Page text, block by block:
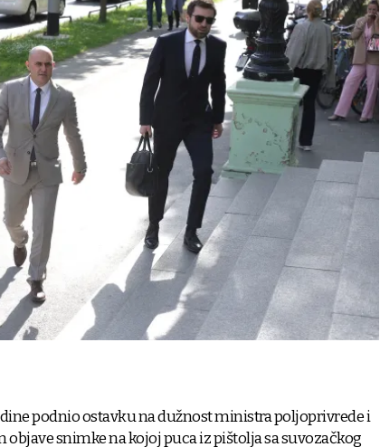
podnio ostavku na dužnost ministra poljoprivrede i
snimke na kojoj puca iz pištolja sa suvozačkog